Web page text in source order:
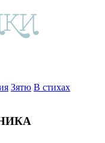
Зятю В стихах